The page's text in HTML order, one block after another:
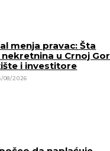
menja pravac: Šta
u Crnoj
i investitore
08/2026